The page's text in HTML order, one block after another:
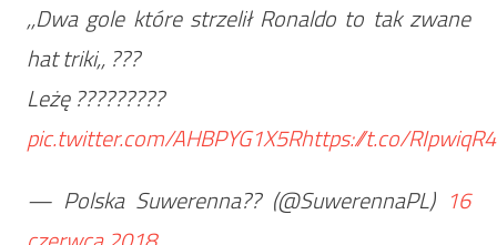
,,Dwa gole które strzelił Ronaldo to tak zwane
hat triki,, ???
Leżę ?????????
pic.twitter.com/AHBPYG1X5Rhttps://t.co/
— Polska Suwerenna?? (@SuwerennaPL) 16